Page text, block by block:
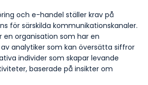
och e-handel ställer krav på
för särskilda kommunikationskanaler.
en organisation som har en
analytiker som kan översätta siffror
individer som skapar levande
baserade på insikter om